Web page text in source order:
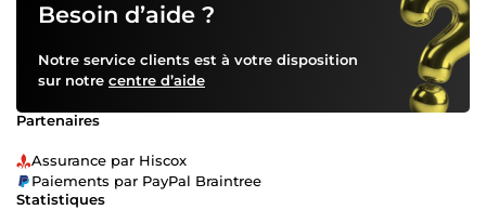
Besoin d’aide ?
Notre service clients est à votre disposition
sur notre centre d’aide
Partenaires
Assurance par Hiscox
Paiements par PayPal Braintree
Statistiques